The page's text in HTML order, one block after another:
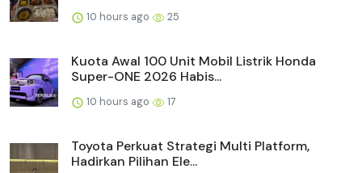
10 hours ago 25
Kuota Awal 100 Unit Mobil Listrik Honda
Super-ONE 2026 Habis...
10 hours ago 17
Toyota Perkuat Strategi Multi Platform,
Hadirkan Pilihan Ele...